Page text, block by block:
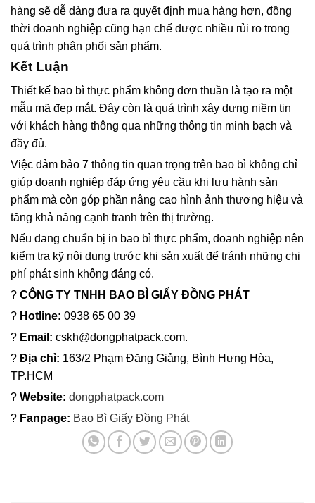
hàng sẽ dễ dàng đưa ra quyết định mua hàng hơn, đồng
thời doanh nghiệp cũng hạn chế được nhiều rủi ro trong
quá trình phân phối sản phẩm.
Kết Luận
Thiết kế bao bì thực phẩm không đơn thuần là tạo ra một
mẫu mã đẹp mắt. Đây còn là quá trình xây dựng niềm tin
với khách hàng thông qua những thông tin minh bạch và
đầy đủ.
Việc đảm bảo 7 thông tin quan trọng trên bao bì không chỉ
giúp doanh nghiệp đáp ứng yêu cầu khi lưu hành sản
phẩm mà còn góp phần nâng cao hình ảnh thương hiệu và
tăng khả năng cạnh tranh trên thị trường.
Nếu đang chuẩn bị in bao bì thực phẩm, doanh nghiệp nên
kiểm tra kỹ nội dung trước khi sản xuất để tránh những chi
phí phát sinh không đáng có.
? CÔNG TY TNHH BAO BÌ GIẤY ĐỒNG PHÁT
? Hotline: 0938 65 00 39
? Email: cskh@dongphatpack.com.
? Địa chỉ: 163/2 Phạm Đăng Giảng, Bình Hưng Hòa,
TP.HCM
? Website: dongphatpack.com
? Fanpage: Bao Bì Giấy Đồng Phát